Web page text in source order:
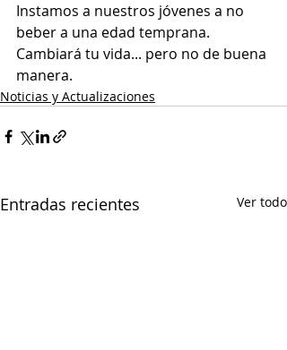
Instamos a nuestros jóvenes a no
beber a una edad temprana.
Cambiará tu vida... pero no de buena
manera.
Noticias y Actualizaciones
Entradas recientes Ver todo